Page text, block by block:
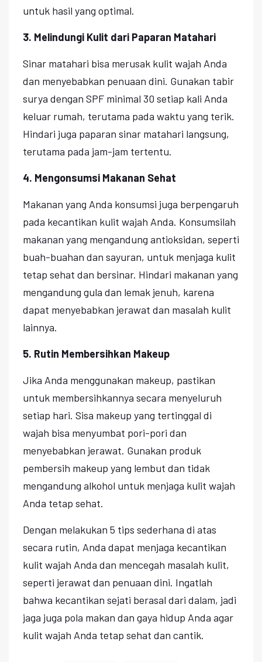
untuk hasil yang optimal.
3. Melindungi Kulit dari Paparan Matahari
Sinar matahari bisa merusak kulit wajah Anda
dan menyebabkan penuaan dini. Gunakan tabir
surya dengan SPF minimal 30 setiap kali Anda
keluar rumah, terutama pada waktu yang terik.
Hindari juga paparan sinar matahari langsung,
terutama pada jam-jam tertentu.
4. Mengonsumsi Makanan Sehat
Makanan yang Anda konsumsi juga berpengaruh
pada kecantikan kulit wajah Anda. Konsumsilah
makanan yang mengandung antioksidan, seperti
buah-buahan dan sayuran, untuk menjaga kulit
tetap sehat dan bersinar. Hindari makanan yang
mengandung gula dan lemak jenuh, karena
dapat menyebabkan jerawat dan masalah kulit
lainnya.
5. Rutin Membersihkan Makeup
Jika Anda menggunakan makeup, pastikan
untuk membersihkannya secara menyeluruh
setiap hari. Sisa makeup yang tertinggal di
wajah bisa menyumbat pori-pori dan
menyebabkan jerawat. Gunakan produk
pembersih makeup yang lembut dan tidak
mengandung alkohol untuk menjaga kulit wajah
Anda tetap sehat.
Dengan melakukan 5 tips sederhana di atas
secara rutin, Anda dapat menjaga kecantikan
kulit wajah Anda dan mencegah masalah kulit,
seperti jerawat dan penuaan dini. Ingatlah
bahwa kecantikan sejati berasal dari dalam, jadi
jaga juga pola makan dan gaya hidup Anda agar
kulit wajah Anda tetap sehat dan cantik.